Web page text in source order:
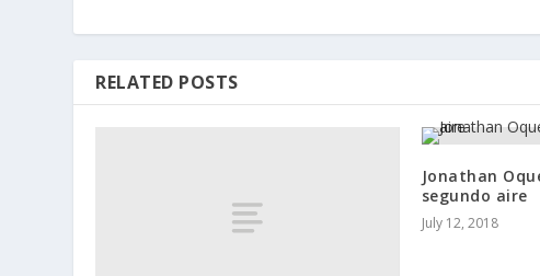
RELATED POSTS
Jonathan
segundo aire
July 12, 2018